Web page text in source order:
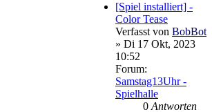
[Spiel installiert] -
Color Tease
Verfasst von BobBot
» Di 17 Okt, 2023
10:52
Forum:
Samstag13Uhr -
Spielhalle
0 Antworten